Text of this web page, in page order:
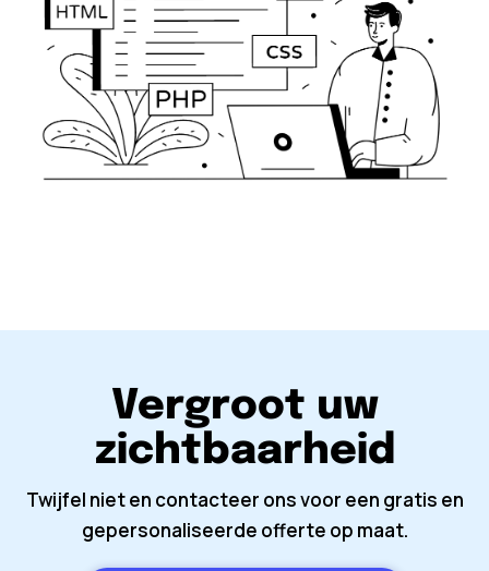
Vergroot uw
zichtbaarheid
Twijfel niet en contacteer ons voor een gratis en
gepersonaliseerde offerte op maat.